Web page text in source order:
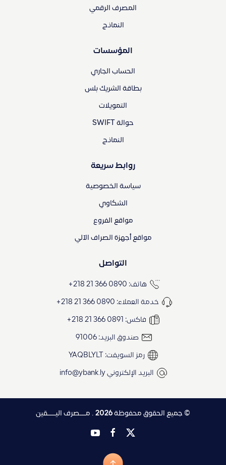
المصرف الرقمي
النماذج
المؤسسات
الحساب الجاري
بطاقة الشريك بلس
التمويلات
حوالة SWIFT
النماذج
روابط سريعة
سياسة الخصوصية
الشكاوي
مواقع الفروع
مواقع أجهزة الصراف الآلي
التواصل
هاتف: 0890 366 21 218+
خدمة العملاء: 0890 366 21 218+
فاكس: 0891 366 21 218+
صندوق البريد: 91006
رمز السويفت: YAQBLYLT
البريد الإلكترونيinfo@ybank.ly
© جميع الحقوق محفوظة 2026 . مـــصرف اليــــقين